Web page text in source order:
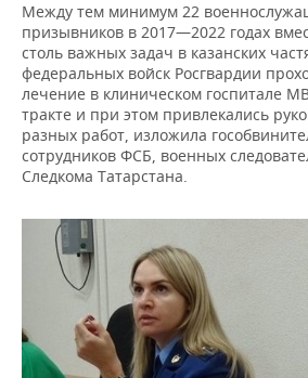
Между тем минимум 22
призывников в 2017—2022 годах
столь важных задач в казанских
федеральных войск Росгвардии
лечение в клиническом госпитале
тракте и при этом привлекались
разных работ, изложила
сотрудников ФСБ, военных
Следкома Татарстана.